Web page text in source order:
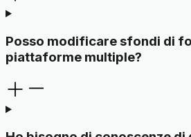
Posso modificare sfondi di
piattaforme multiple?